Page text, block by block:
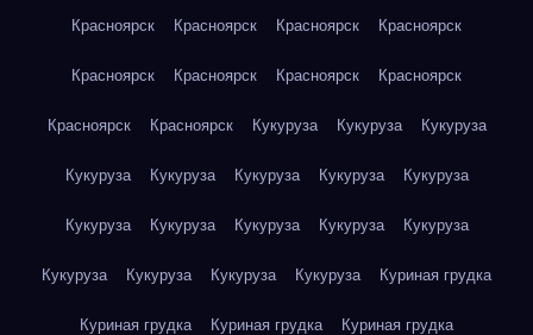
Красноярск Красноярск Красноярск Красноярск
Красноярск Красноярск Красноярск Красноярск
Красноярск Красноярск Кукуруза Кукуруза Кукуруза
Кукуруза Кукуруза Кукуруза Кукуруза Кукуруза
Кукуруза Кукуруза Кукуруза Кукуруза Кукуруза
Кукуруза Кукуруза Кукуруза Кукуруза Куриная грудка
Куриная грудка Куриная грудка Куриная грудка